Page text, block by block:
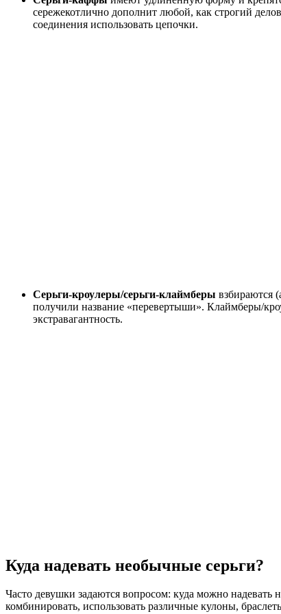
сережекотлично дополнит любой, как строгий
соединения использовать цепочки.
Серьги-кроулеры/серьги-клаймберы взбираются
получили название «перевертыши». Клаймберы/
экстравагантность.
Куда надевать необычные серьги?
Часто девушки задаются вопросом: куда можно надевать
комбинировать, использовать различные кулоны,